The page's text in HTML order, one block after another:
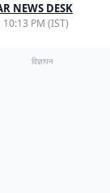
NEWS DESK
10:13 PM (IST)
विज्ञापन